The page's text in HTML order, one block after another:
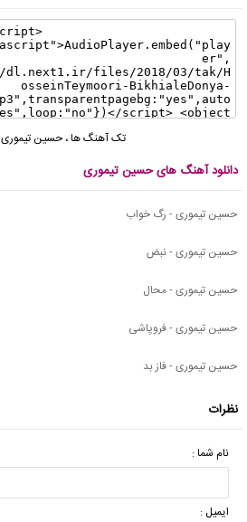
تک آهنگ ها،حسین تیموری
دانلود آهنگ های حسین تیموری
حسین تیموری - رگ خواب
حسین تیموری - نبض
حسین تیموری - محال
حسین تیموری - فروپاشی
حسین تیموری - فاز بد
نظرات
نام شما :
ایمیل :